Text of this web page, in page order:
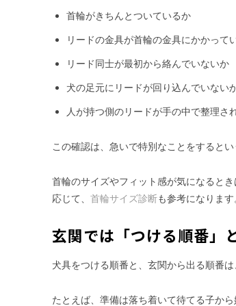
首輪がきちんとついているか
リードの金具が首輪の金具にかかって
リード同士が最初から絡んでいないか
犬の足元にリードが回り込んでいない
人が持つ側のリードが手の中で整理さ
この確認は、急いで特別なことをすると
首輪のサイズやフィット感が気になると
応じて、 首輪サイズ診断も参考になります
玄関では「つける順番」
犬具をつける順番と、玄関から出る順番
たとえば、準備は落ち着いて待てる子か